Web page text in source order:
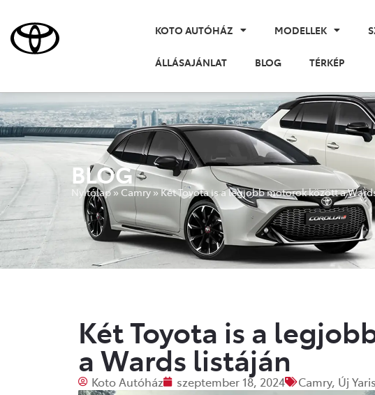
KOTO AUTÓHÁZ MODELLEK
ÁLLÁSAJÁNLAT BLOG TÉRKÉP
BLOG
Nyitólap» Camry»Két Toyota is a legjobb motorok között a
Két Toyota is a
a Wards listáján
Koto Autóház szeptember 18, 2024 Camry, Új Yaris